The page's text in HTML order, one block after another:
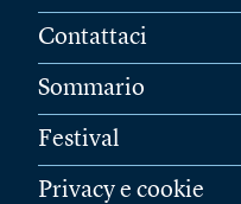
Contattaci
Sommario
Festival
Privacy e cookie